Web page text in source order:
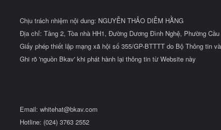
Chịu trách nhiệm nội dung: NGUYỄN THẢO DIỄM HẰNG
Địa chỉ: Tầng 2, Tòa nhà HH1, Đường Dương Đình Nghệ, Phường
Giấy phép thiết lập mạng xã hội số 355/GP-BTTTT do Bộ Thông tin
Ghi rõ 'nguồn Bkav' khi phát hành lại thông tin từ Website này
Email: whitehat@bkav.com
Hotline: (024) 3763 2552